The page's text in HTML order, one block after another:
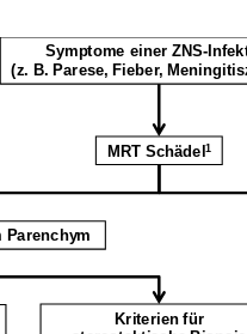
MRT Schädel1
Herdbefunde im Parenchym
Kriterien für